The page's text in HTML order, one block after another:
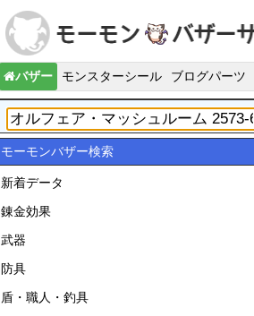
バザー モンスターシール ブログパーツ
モーモンバザー検索
新着データ
錬金効果
武器
防具
盾・職人・釣具